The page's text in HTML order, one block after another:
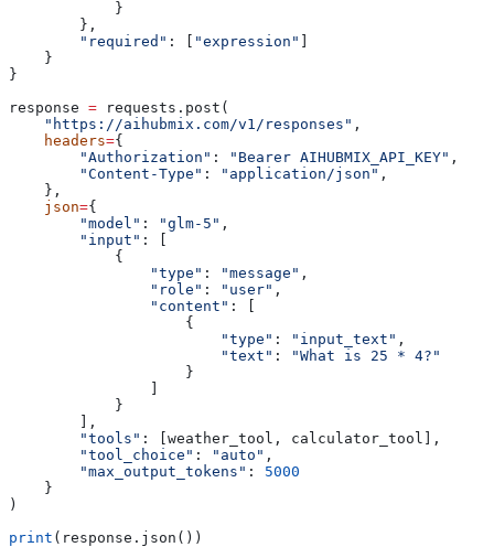
            }
        },
        "required"
: [ "expression"
    }
}
response = requests.post(
    "https://aihubmix.com/v1/responses"
,
    headers
={
        "Authorization"
: "Bearer AIHUBMIX_API_KEY" ,
        "Content-Type"
: "application/json" ,
    },
    json
={
        "model"
: "glm-5" ,
        "input"
: [
            {
                "type"
: "message" ,
                "role"
: "user" ,
                "content"
: [
                    {
                        "type"
: "input_text" ,
                        "text"
:
"What is 25 * 4?"
                    }
            }
        ],
        "tools"
: [weather_tool, calculator_tool],
        "tool_choice"
: "auto" ,
        "max_output_tokens"
: 5000
    }
)
print (response.json())